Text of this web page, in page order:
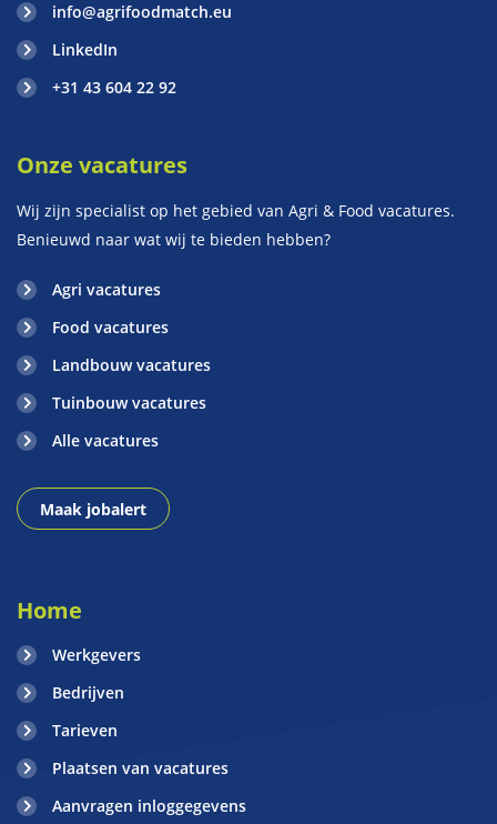
info@agrifoodmatch.eu
LinkedIn
+31 43 604 22 92
Onze vacatures
Wij zijn specialist op het gebied van Agri & Food vacatures.
Benieuwd naar wat wij te bieden hebben?
Agri vacatures
Food vacatures
Landbouw vacatures
Tuinbouw vacatures
Alle vacatures
Maak jobalert
Home
Werkgevers
Bedrijven
Tarieven
Plaatsen van vacatures
Aanvragen inloggegevens